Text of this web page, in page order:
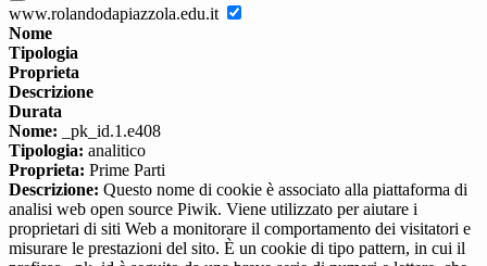
www.rolandodapiazzola.edu.it
Nome
Tipologia
Proprieta
Descrizione
Durata
Nome: _pk_id.1.e408
Tipologia: analitico
Proprieta: Prime Parti
Descrizione: Questo nome di cookie è associato alla piattaforma di
analisi web open source Piwik. Viene utilizzato per aiutare i
proprietari di siti Web a monitorare il comportamento dei visitatori e
misurare le prestazioni del sito. È un cookie di tipo pattern, in cui il